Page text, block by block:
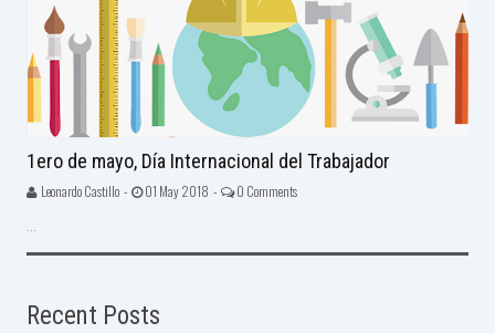
1ero de mayo, Día Internacional del Trabajador
Leonardo Castillo - 01 May 2018 - 0 Comments
Recent Posts